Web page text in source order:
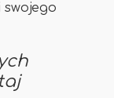
swojego